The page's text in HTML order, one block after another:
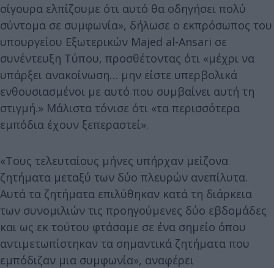
σίγουρα ελπίζουμε ότι αυτό θα οδηγήσει πολύ
σύντομα σε συμφωνία», δήλωσε ο εκπρόσωπος του
υπουργείου Εξωτερικών Majed al-Ansari σε
συνέντευξη Τύπου, προσθέτοντας ότι «μέχρι να
υπάρξει ανακοίνωση… μην είστε υπερβολικά
ενθουσιασμένοι με αυτό που συμβαίνει αυτή τη
στιγμή.» Μάλιστα τόνισε ότι «τα περισσότερα
εμπόδια έχουν ξεπεραστεί».
«Τους τελευταίους μήνες υπήρχαν μείζονα
ζητήματα μεταξύ των δύο πλευρών ανεπίλυτα.
Αυτά τα ζητήματα επιλύθηκαν κατά τη διάρκεια
των συνομιλιών τις προηγούμενες δύο εβδομάδες
και ως εκ τούτου φτάσαμε σε ένα σημείο όπου
αντιμετωπίστηκαν τα σημαντικά ζητήματα που
εμπόδιζαν μια συμφωνία», αναφέρει